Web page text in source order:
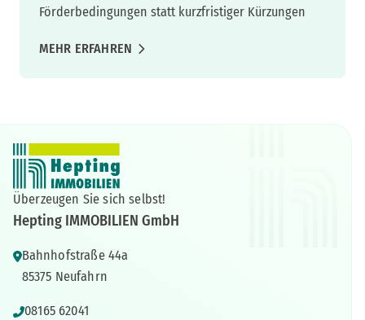
Förderbedingungen statt kurzfristiger Kürzungen
MEHR ERFAHREN
Überzeugen Sie sich selbst!
Hepting IMMOBILIEN GmbH
Bahnhofstraße 44a
85375 Neufahrn
08165 62041